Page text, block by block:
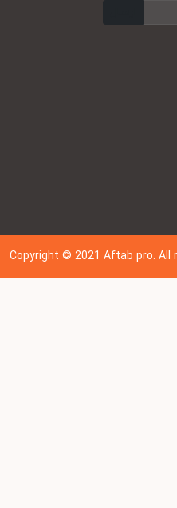
Copyright © 202 1Aftab pro.